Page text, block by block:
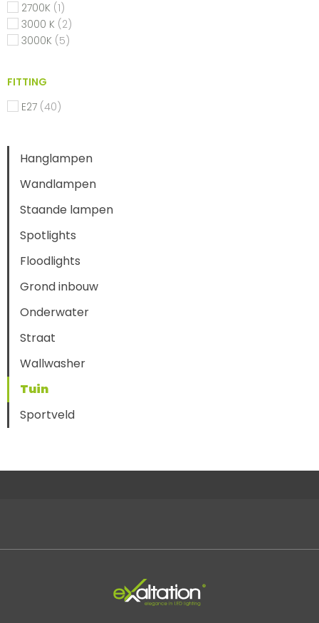
2700K (1)
3000 K (2)
3000K (5)
FITTING
E27 (40)
Hanglampen
Wandlampen
Staande lampen
Spotlights
Floodlights
Grond inbouw
Onderwater
Straat
Wallwasher
Tuin
Sportveld